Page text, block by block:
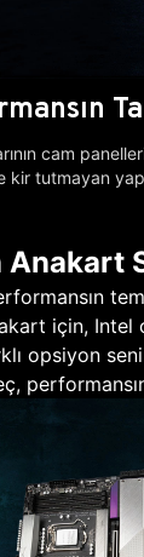
cam
kir tutmayan
Anakart
için, Intel
opsiyon